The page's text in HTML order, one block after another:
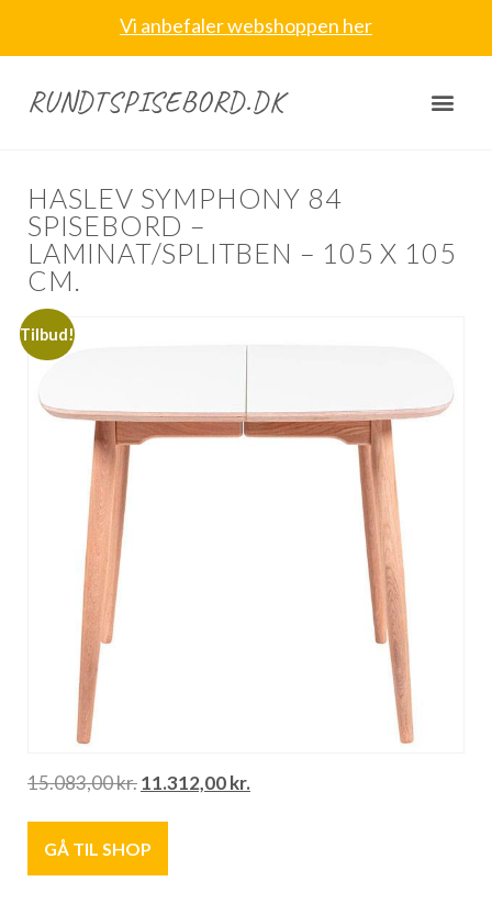
Vi anbefaler webshoppen her
RUNDTSPISEBORD.DK
HASLEV SYMPHONY 84
SPISEBORD –
LAMINAT/SPLITBEN – 105 X 105
CM.
Tilbud!
15.083,00kr.11.312,00kr.
GÅ TIL SHOP